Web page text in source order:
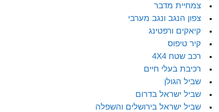
צמחיית מדבר
צפון הנגב ונגב מערבי
קיאקים ורפטינג
קיר טיפוס
רכב שטח 4X4
רכיבת בעלי חיים
שביל הגולן
שביל ישראל בדרום
שביל ישראל בירושלים והשפלה